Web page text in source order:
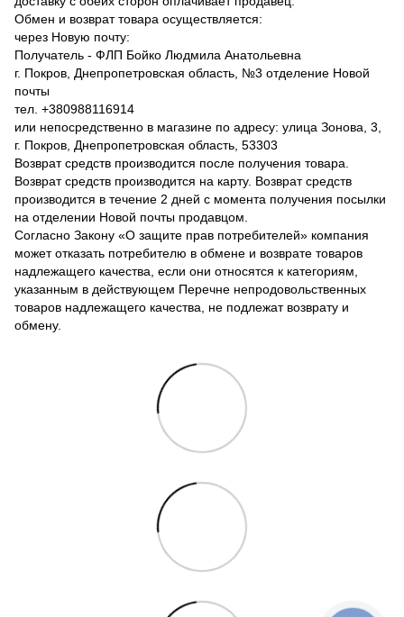
Обмен и возврат товара осуществляется:
через Новую почту:
Получатель - ФЛП Бойко Людмила Анатольевна
г. Покров, Днепропетровская область, №3 отделение Новой
почты
тел. +380988116914
или непосредственно в магазине по адресу: улица Зонова, 3,
г. Покров, Днепропетровская область, 53303
Возврат средств производится после получения товара.
Возврат средств производится на карту. Возврат средств
производится в течение 2 дней с момента получения посылки
на отделении Новой почты продавцом.
Согласно Закону «О защите прав потребителей» компания
может отказать потребителю в обмене и возврате товаров
надлежащего качества, если они относятся к категориям,
указанным в действующем Перечне непродовольственных
товаров надлежащего качества, не подлежат возврату и
обмену.